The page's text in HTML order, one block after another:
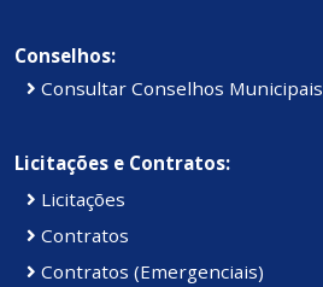
Conselhos:
Consultar Conselhos Municipais
Licitações e Contratos:
Licitações
Contratos
Contratos (Emergenciais)